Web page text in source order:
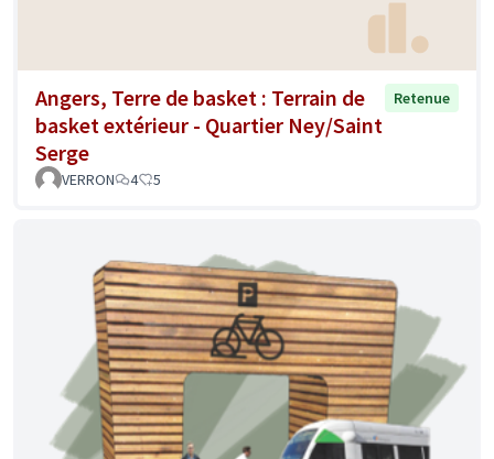
Angers, Terre de basket : Terrain de
basket extérieur - Quartier Ney/Saint
Serge
Retenue
VERRON 4 5